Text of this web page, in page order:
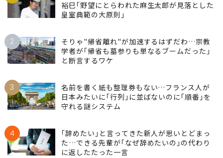
裕巳｢野望にとらわれた麻生太郎が見落とした
皇室典範の大原則｣
2
そりゃ"帰省離れ"が加速するはずだわ…宗教
学者が｢帰省も墓参りも単なるブームだった｣
と断言するワケ
3
名前を書く紙も整理券もない…フランス人が
日本みたいに｢行列｣に並ばないのに｢順番｣を
守れる謎システム
4
｢辞めたい｣と言ってきた新人が思いとどまっ
た…できる先輩が｢なぜ辞めたいの｣の代わり
に返したたった一言